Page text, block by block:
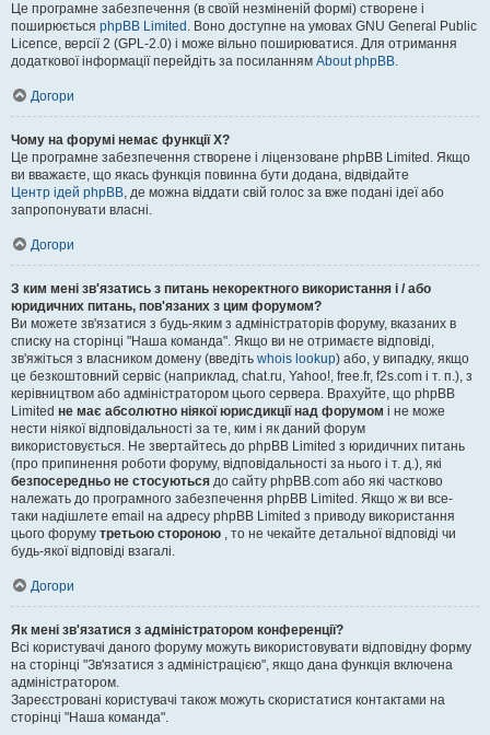
Це програмне забезпечення (в своїй незміненій формі) створене і
поширюється phpBB Limited . Воно доступне на умовах GNU General Public
Licence, версії 2 (GPL-2.0) і може вільно поширюватися. Для отримання
додаткової інформації перейдіть за посиланням About phpBB.
Догори
Чому на форумі немає функції X?
Це програмне забезпечення створене і ліцензоване phpBB Limited. Якщо
ви вважаєте, що якась функція повинна бути додана, відвідайте
Центр ідей phpBB, де можна віддати свій голос за вже подані ідеї або
запропонувати власні.
Догори
З ким мені зв'язатись з питань некоректного використання і / або
юридичних питань, пов'язаних з цим форумом?
Ви можете зв'язатися з будь-яким з адміністраторів форуму, вказаних в
списку на сторінці "Наша команда". Якщо ви не отримаєте відповіді,
зв'яжіться з власником домену (введіть whois lookup) або, у випадку, якщо
це безкоштовний сервіс (наприклад, chat.ru, Yahoo!, free.fr, f2s.com і т. п.), з
керівництвом або адміністратором цього сервера. Врахуйте, що phpBB
Limited не має абсолютно ніякої юрисдикції над форумом і не може
нести ніякої відповідальності за те, ким і як даний форум
використовується. Не звертайтесь до phpBB Limited з юридичних питань
(про припинення роботи форуму, відповідальності за нього і т. д.), які
безпосередньо не стосуються до сайту phpBB.com або які частково
належать до програмного забезпечення phpBB Limited. Якщо ж ви все-
таки надішлете email на адресу phpBB Limited з приводу використання
цього форуму третьою стороною , то не чекайте детальної відповіді чи
будь-якої відповіді взагалі.
Догори
Як мені зв'язатися з адміністратором конференції?
Всі користувачі даного форуму можуть використовувати відповідну форму
на сторінці "Зв'язатися з адміністрацією", якщо дана функція включена
адміністратором.
Зареєстровані користувачі також можуть скористатися контактами на
сторінці "Наша команда".